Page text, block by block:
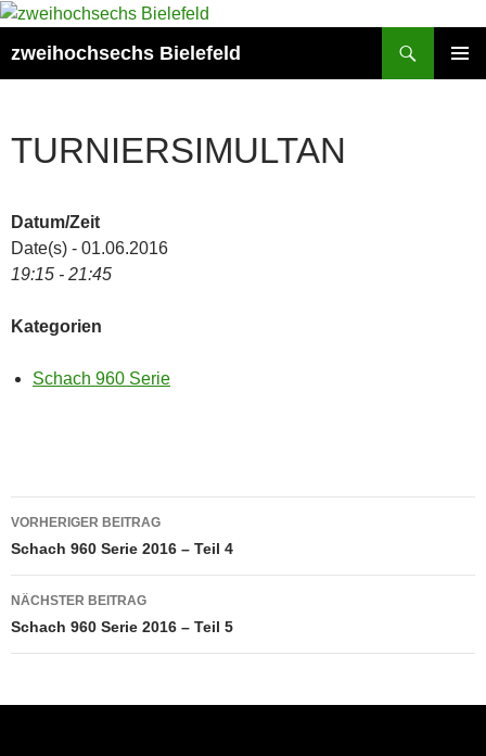
Zum
springen
zweihochsechs Bielefeld
TURNIERSIMULTAN
Datum/Zeit
Date(s) - 01.06.2016
19:15 - 21:45
Kategorien
Schach 960 Serie
Beitragsnavigation
VORHERIGER BEITRAG
Schach 960 Serie 2016 – Teil 4
NÄCHSTER BEITRAG
Schach 960 Serie 2016 – Teil 5